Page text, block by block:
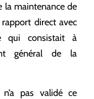
la maintenance de
direct avec
qui consistait à
général de la
pas validé ce